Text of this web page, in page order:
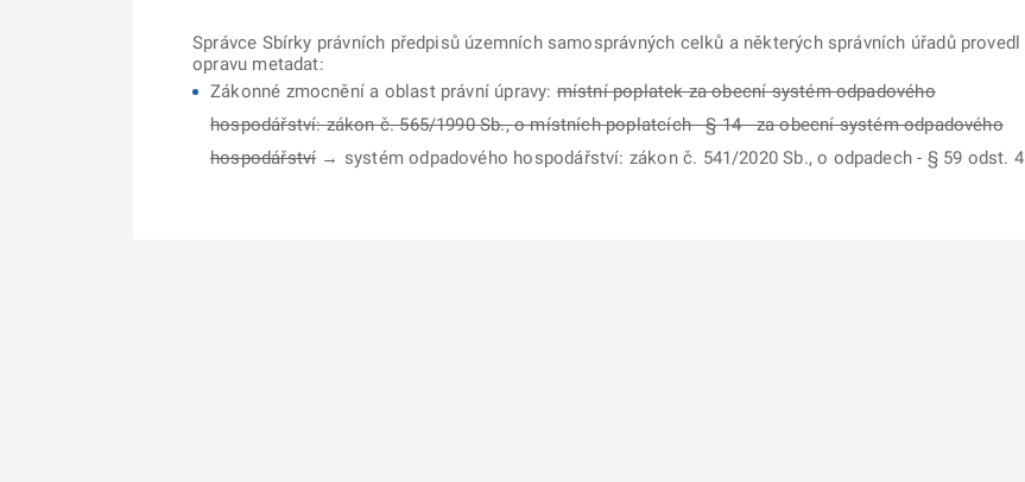
Správce Sbírky právních předpisů územních samosprávných celků a některých správních úřadů provedl
opravu metadat:
Zákonné zmocnění a oblast právní úpravy:místní poplatek za obecní systém odpadového
hospodářství: zákon č. 565/1990 Sb., o místních poplatcích - § 14 - za obecní systém odpadového
hospodářství→ systém odpadového hospodářství: zákon č. 541/2020 Sb., o odpadech - § 59 odst. 4